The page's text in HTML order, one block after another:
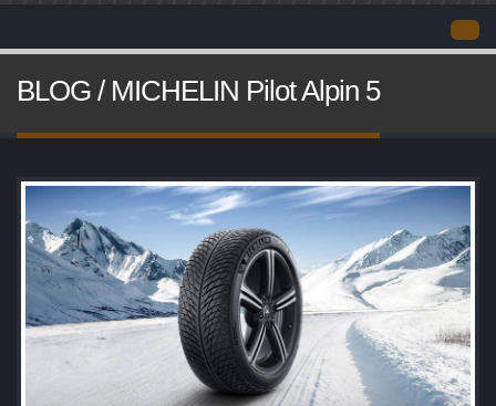
BLOG / MICHELIN Pilot Alpin 5